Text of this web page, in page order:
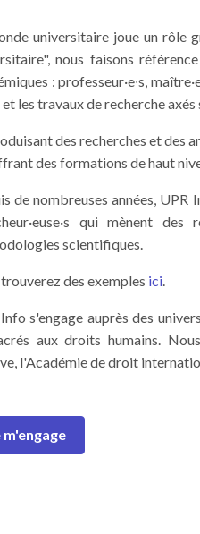
universitaire joue un rôle
nous faisons
: professeur·e∙s,
les travaux de recherche
des recherches et des
des formations de haut
de nombreuses années,
qui mènent
scientifiques.
des exemples ici
s'engage auprès des
aux droits humains.
l'Académie de droit
m'engage